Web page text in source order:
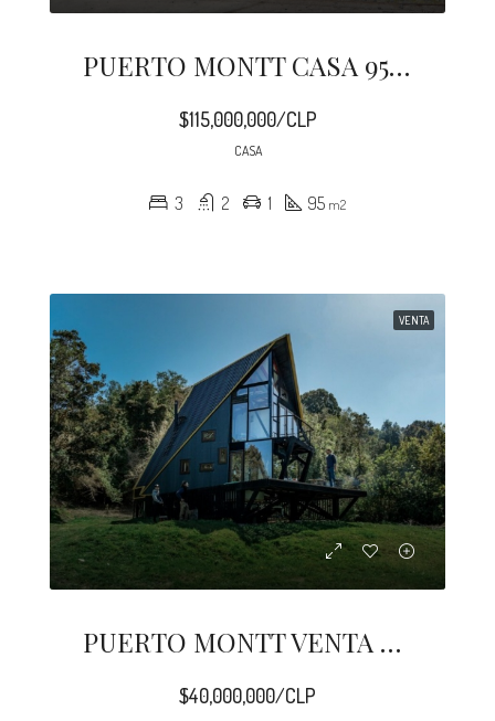
PUERTO MONTT CASA 95 M2 PANITAO
$115,000,000/CLP
CASA
3 2 1 95 m2
VENTA
PUERTO MONTT VENTA CASAS AUTO SUSTENTABLES EN CHILE
$40,000,000/CLP